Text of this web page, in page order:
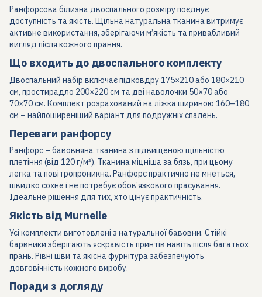
Ранфорсова білизна двоспального розміру поєднує
доступність та якість. Щільна натуральна тканина витримує
активне використання, зберігаючи м’якість та привабливий
вигляд після кожного прання.
Що входить до двоспального комплекту
Двоспальний набір включає підковдру 175×210 або 180×210
см, простирадло 200×220 см та дві наволочки 50×70 або
70×70 см. Комплект розрахований на ліжка шириною 160–180
см – найпоширеніший варіант для подружніх спалень.
Переваги ранфорсу
Ранфорс – бавовняна тканина з підвищеною щільністю
плетіння (від 120 г/м²). Тканина міцніша за бязь, при цьому
легка та повітропроникна. Ранфорс практично не мнеться,
швидко сохне і не потребує обов’язкового прасування.
Ідеальне рішення для тих, хто цінує практичність.
Якість від Murnelle
Усі комплекти виготовлені з натуральної бавовни. Стійкі
барвники зберігають яскравість принтів навіть після багатьох
прань. Рівні шви та якісна фурнітура забезпечують
довговічність кожного виробу.
Поради з догляду